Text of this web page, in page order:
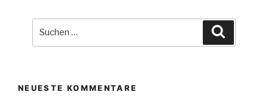
NEUESTE KOMMENTARE